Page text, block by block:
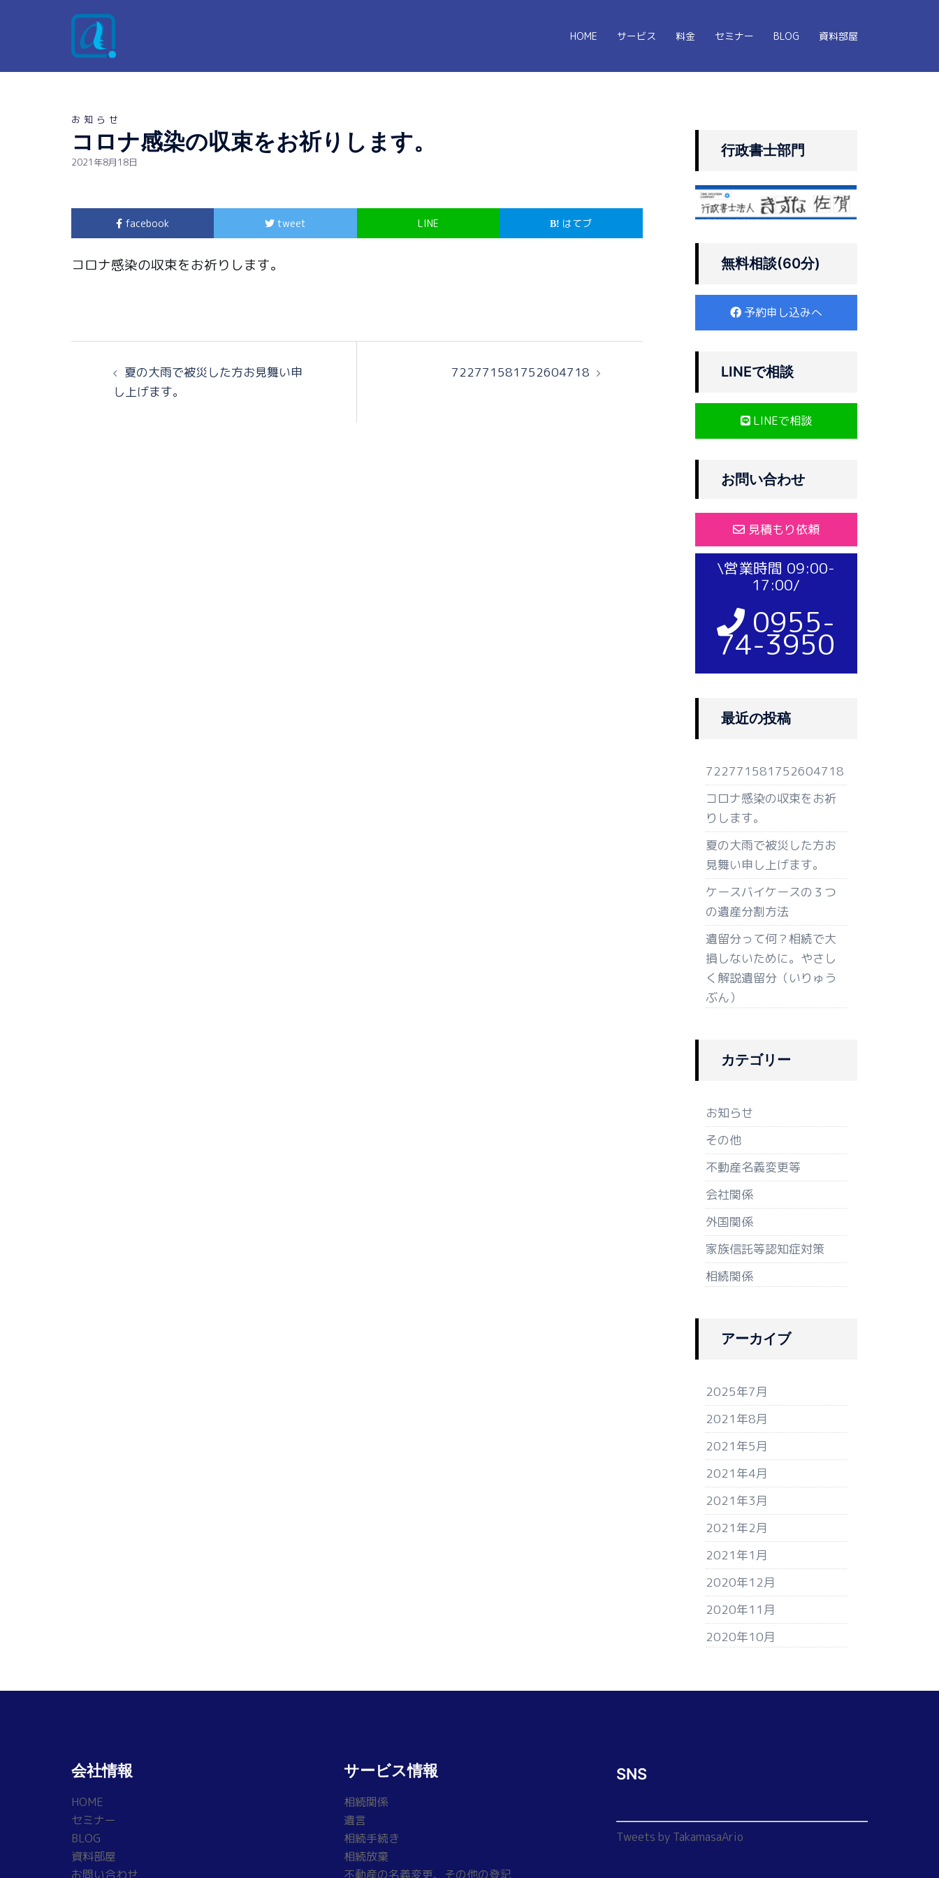
HOME サービス 料金 セミナー BLOG 資料部屋
お知らせ
コロナ感染の収束をお祈りします。
2021年8月18日
facebook tweet LINE はてブ
コロナ感染の収束をお祈りします。
夏の大雨で被災した方お見舞い申
し上げます。
722771581752604718
行政書士部門
無料相談(60分)
予約申し込みへ
LINEで相談
LINEで相談
お問い合わせ
見積もり依頼
\営業時間 09:00-
17:00/
0955-
74-3950
最近の投稿
722771581752604718
コロナ感染の収束をお祈
りします。
夏の大雨で被災した方お
見舞い申し上げます。
ケースバイケースの３つ
の遺産分割方法
遺留分って何？相続で大
損しないために。やさし
く解説遺留分（いりゅう
ぶん）
カテゴリー
お知らせ
その他
不動産名義変更等
会社関係
外国関係
家族信託等認知症対策
相続関係
アーカイブ
2025年7月
2021年8月
2021年5月
2021年4月
2021年3月
2021年2月
2021年1月
2020年12月
2020年11月
2020年10月
会社情報
HOME
セミナー
BLOG
資料部屋
お問い合わせ
サービス情報
相続関係
遺言
相続手続き
相続放棄
不動産の名義変更、その他の登記
SNS
Tweets by TakamasaArio